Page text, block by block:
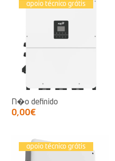
apoio técnico grátis
N�o definido
0,00€
apoio técnico grátis